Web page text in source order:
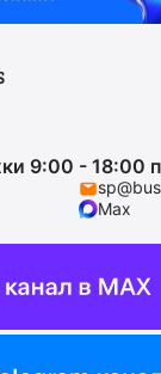
9:00 - 18:00
Max